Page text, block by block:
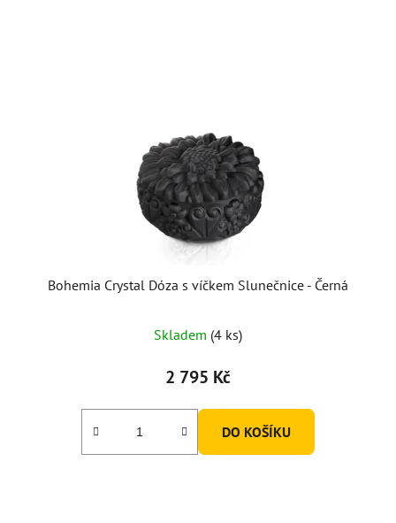
Bohemia Crystal Dóza s víčkem Slunečnice - Černá
Skladem (4 ks)
2 795 Kč
DO KOŠÍKU